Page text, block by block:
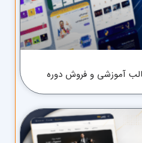
آموزشی و فروش دوره